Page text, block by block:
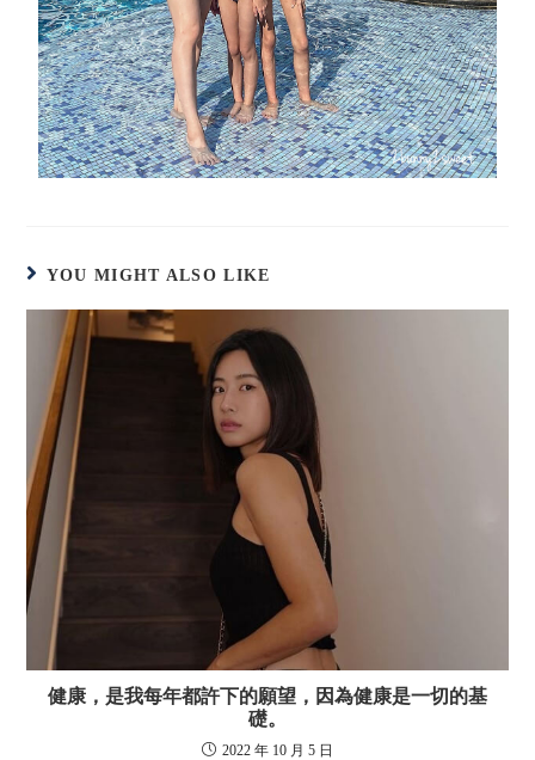
YOU MIGHT ALSO LIKE
健康，是我每年都許下的願望，因為健康是一切的基
礎。
2022 年 10 月 5 日